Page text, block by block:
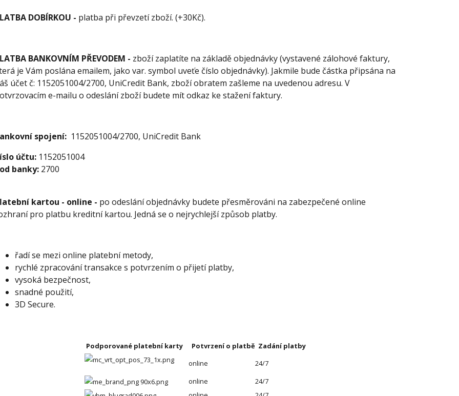
DOBÍRKOU - platba při převzetí zboží. (+30Kč).
BANKOVNÍM PŘEVODEM - zboží zaplatíte na základě objednávky (vystavené zálohové faktury,
je Vám poslána emailem, jako var. symbol uveťe číslo objednávky). Jakmile bude částka připsána na
účet č: 1152051004/2700, UniCredit Bank, zboží obratem zašleme na uvedenou adresu. V
e-mailu o odeslání zboží budete mít odkaz ke stažení faktury.
spojení:1152051004/2700, UniCredit Bank
účtu:1152051004
banky:2700
kartou - online - po odeslání objednávky budete přesměrováni na zabezpečené online
pro platbu kreditní kartou. Jedná se o nejrychlejší způsob platby.
řadí se mezi online platební metody,
rychlé zpracování transakce s potvrzením o přijetí platby,
vysoká bezpečnost,
snadné použití,
3D Secure.
Podporované platební karty Potvrzení o platbě Zadání platby
online
24/7
online
24/7